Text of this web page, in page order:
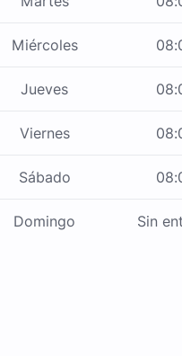
Miércoles
Jueves
Viernes
Sábado
Domingo Sin